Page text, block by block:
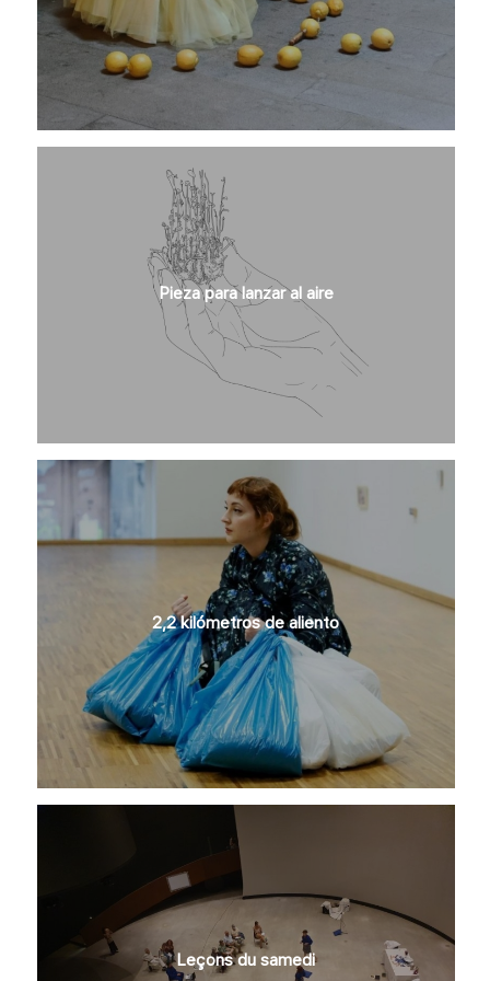
Pieza para lanzar al aire
2,2 kilómetros de aliento
Leçons du samedi